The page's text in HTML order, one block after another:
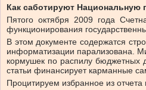
Как саботируют
Пятого октября 2009 года
функционирования
В этом документе содержатся
информатизации парализована.
кормушек по распилу бюджетных
статьи финансирует карманные
Процитируем избранное из отчета